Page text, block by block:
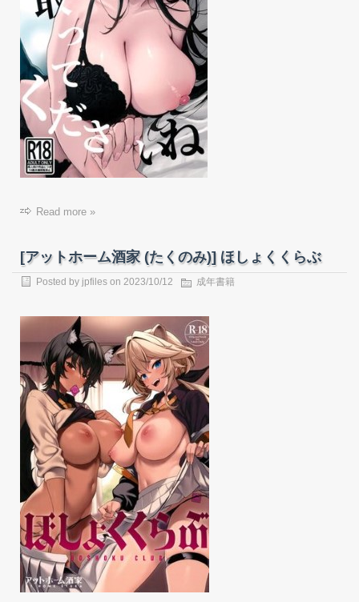
Read more »
[アットホーム酒家 (たくのみ)] ほしょくくらぶ
Posted by jpfiles on 2023/10/12 成年書籍